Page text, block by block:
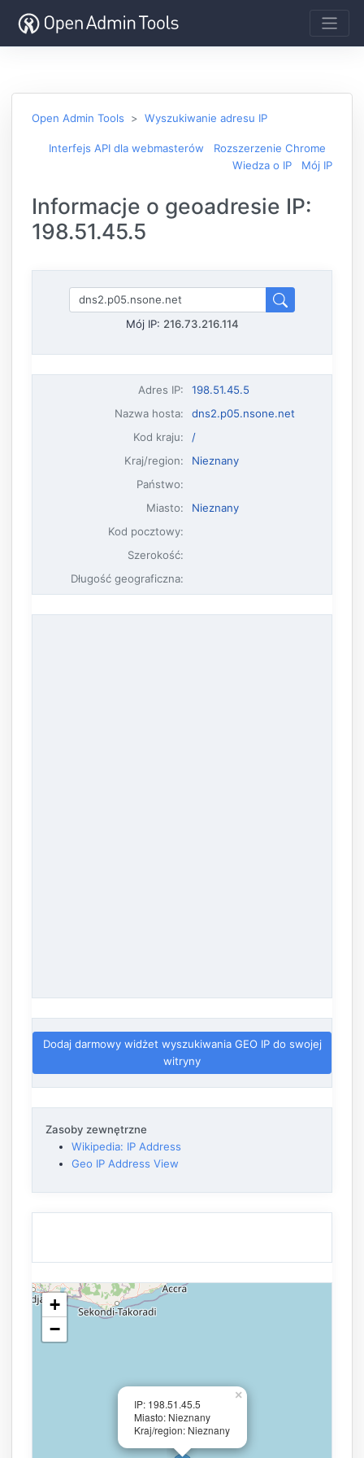
Open Admin Tools Wyszukiwanie adresu IP
Interfejs API dla webmasterów
Rozszerzenie Chrome
Wiedza o IP
Mój IP
Informacje o geoadresie IP:
198.51.45.5
Mój IP: 216.73.216.114
Adres IP:
198.51.45.5
Nazwa hosta:
dns2.p05.nsone.net
Kod kraju:
/
Kraj/region:
Nieznany
Państwo:
Miasto:
Nieznany
Kod pocztowy:
Szerokość:
Długość geograficzna:
Dodaj darmowy widżet wyszukiwania GEO IP do swojej
witryny
Zasoby zewnętrzne
Wikipedia: IP Address
Geo IP Address View
IP: 198.51.45.5
Miasto: Nieznany
Kraj/region: Nieznany
×
+
−